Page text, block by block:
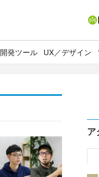
開発ツール UX／デザイン
ア